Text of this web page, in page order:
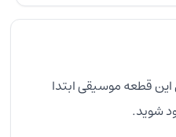
قطعه موسیقی ابتدا
شوید.